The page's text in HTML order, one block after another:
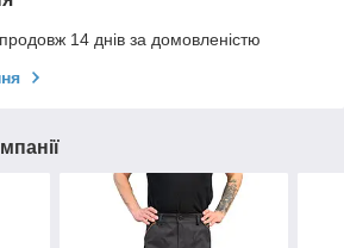
14 днів за домовленістю